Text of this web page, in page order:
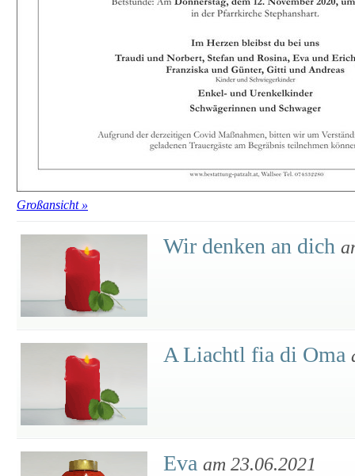
Großansicht »
Wir denken an dich
A Liachtl fia di Oma
Eva am 23.06.2021